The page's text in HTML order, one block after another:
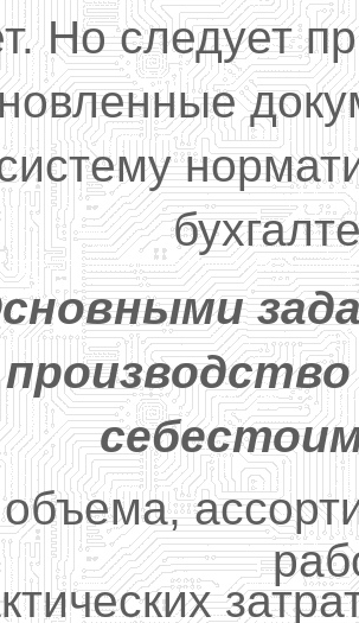
Но следует
производство